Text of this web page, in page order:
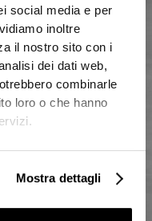
social media e per
inoltre
il nostro sito con i
dei dati web,
combinarle
loro o che hanno
Mostra dettagli